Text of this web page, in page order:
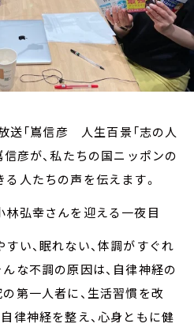
送「嶌信彦 人生百景「志の人
信彦が、私たちの国ニッポンの
人たちの声を伝えます。
弘幸さんを迎える一夜目
い、眠れない、体調がすぐれ
な不調の原因は、自律神経の
第一人者に、生活習慣を改
律神経を整え、心身ともに健